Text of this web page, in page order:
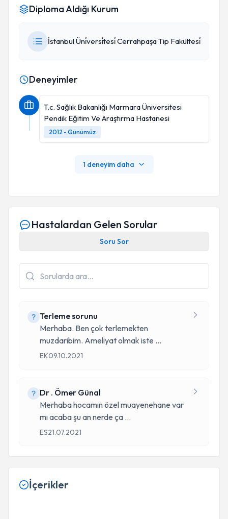
Diploma Aldığı Kurum
İstanbul Üni̇versi̇tesi̇ Cerrahpaşa Tip Fakültesi̇
Deneyimler
T.c. Sağlık Bakanlığı Marmara Üniversitesi
Pendik Eğitim Ve Araştırma Hastanesi
2012 - Günümüz
1 deneyim daha
Hastalardan Gelen Sorular
Soru Sor
Terleme sorunu
Merhaba. Ben çok terlemekten
muzdaribim. Ameliyat olmak iste ...
EK09.10.2021
Dr . Ömer Günal
Merhaba hocamın özel muayenehane var
mı acaba şu an nerde ça ...
ES21.07.2021
İçerikler